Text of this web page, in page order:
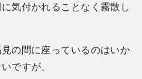
気付かれることなく霧散し
の間に座っているのはいか
ですが、